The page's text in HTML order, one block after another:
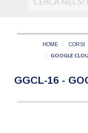
HOME CORSI
GOOGLE
GGCL-16 -